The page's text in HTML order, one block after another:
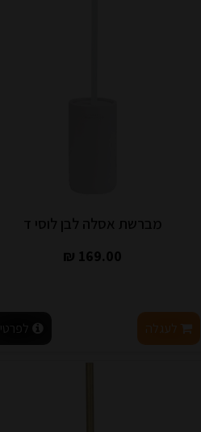
מברשת אסלה לבן לוסי ד
169.00 ₪
לעגלה לפרטים